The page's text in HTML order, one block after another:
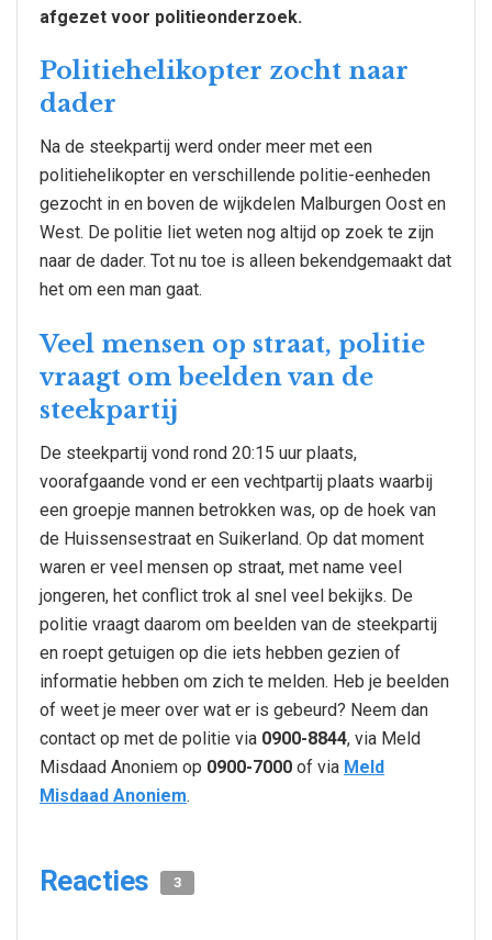
afgezet voor politieonderzoek.
Politiehelikopter zocht naar
dader
Na de steekpartij werd onder meer met een
politiehelikopter en verschillende politie-eenheden
gezocht in en boven de wijkdelen Malburgen Oost en
West. De politie liet weten nog altijd op zoek te zijn
naar de dader. Tot nu toe is alleen bekendgemaakt dat
het om een man gaat.
Veel mensen op straat, politie
vraagt om beelden van de
steekpartij
De steekpartij vond rond 20:15 uur plaats,
voorafgaande vond er een vechtpartij plaats waarbij
een groepje mannen betrokken was, op de hoek van
de Huissensestraat en Suikerland. Op dat moment
waren er veel mensen op straat, met name veel
jongeren, het conflict trok al snel veel bekijks. De
politie vraagt daarom om beelden van de steekpartij
en roept getuigen op die iets hebben gezien of
informatie hebben om zich te melden. Heb je beelden
of weet je meer over wat er is gebeurd? Neem dan
contact op met de politie via 0900-8844, via Meld
Misdaad Anoniem op 0900-7000 of via Meld
Misdaad Anoniem.
Reacties 3